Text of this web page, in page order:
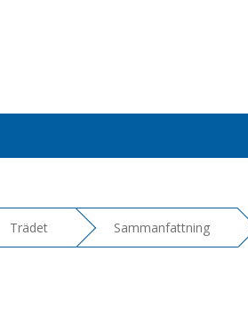
Trädet Sammanfattning